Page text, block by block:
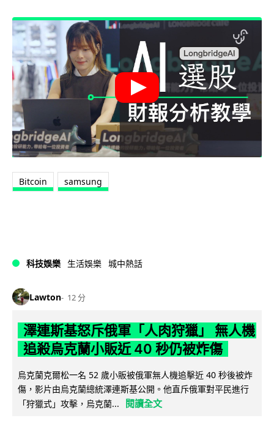
Bitcoin samsung
科技娛樂 生活娛樂 城中熱話
Lawton 12 分
澤連斯基怒斥俄軍「人肉狩獵」 無人機
追殺烏克蘭小販近 40 秒仍被炸傷
烏克蘭克爾松一名 52 歲小販被俄軍無人機追擊近 40 秒後被炸
傷，影片由烏克蘭總統澤連斯基公開。他直斥俄軍對平民進行
「狩獵式」攻擊，烏克蘭...
閱讀全文